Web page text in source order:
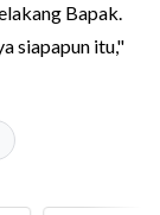
Bapak.
siapapun itu,"